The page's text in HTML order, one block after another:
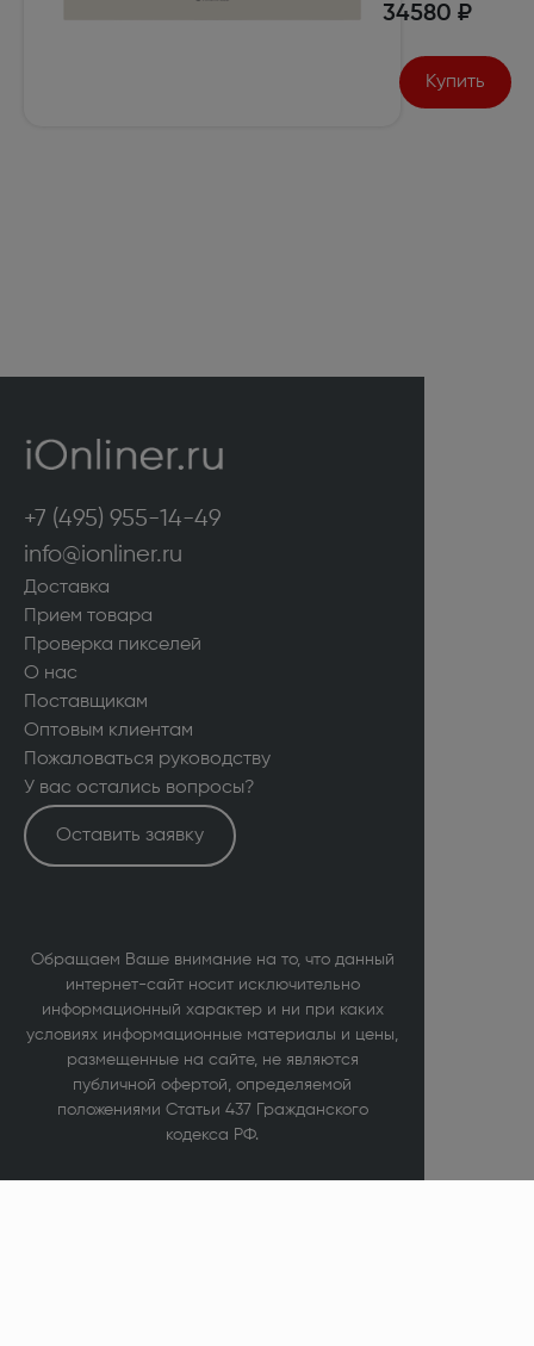
34580 ₽
Купить
+7 (495) 955-14-49
info@ionliner.ru
Доставка
Прием товара
Проверка пикселей
О нас
Поставщикам
Оптовым клиентам
Пожаловаться руководству
У вас остались вопросы?
Оставить заявку
Обращаем Ваше внимание на то, что данный
интернет-сайт носит исключительно
информационный характер и ни при каких
условиях информационные материалы и цены,
размещенные на сайте, не являются
публичной офертой, определяемой
положениями Статьи 437 Гражданского
кодекса РФ.